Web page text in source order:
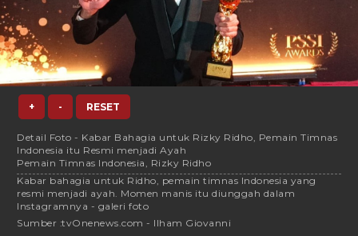
+ - RESET
Detail Foto - Kabar Bahagia untuk Rizky Ridho, Pemain Timnas
Indonesia itu Resmi menjadi Ayah
Pemain Timnas Indonesia, Rizky Ridho
Kabar bahagia untuk Ridho, pemain timnas Indonesia yang
resmi menjadi ayah. Momen manis itu diunggah dalam
Instagramnya - galeri foto
Sumber :tvOnenews.com - Ilham Giovanni